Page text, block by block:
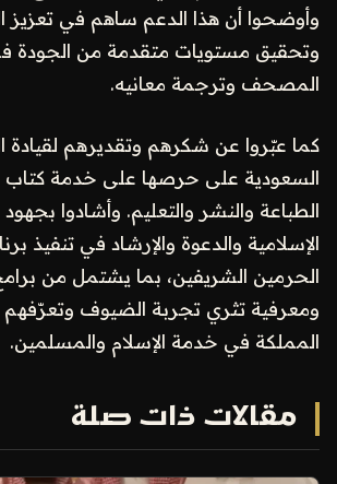
وأوضحوا أن هذا الدعم ساهم في تعزيز
وتحقيق مستويات متقدمة من الجودة
المصحف وترجمة معانيه.
كما عبّروا عن شكرهم وتقديرهم لقيادة
السعودية على حرصها على خدمة كتاب
الطباعة والنشر والتعليم. وأشادوا
الإسلامية والدعوة والإرشاد في تنفيذ
الحرمين الشريفين، بما يشتمل من
ومعرفية تثري تجربة الضيوف وتعرّفهم
المملكة في خدمة الإسلام والمسلمين.
مقالات ذات صلة